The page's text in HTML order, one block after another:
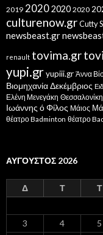
2019 20202020 2020
culturenow.grCutty
newsbeast.gr
renault tovima.gr
yupi.gryupiii.gr Άννα
ΒιομηχανίαΔεκέμβριος
Ελένη Μενεγάκη Θεσσαλονίκη
Ιωάννης ό Φίλος Μάιος
θέατρο Badminton θέατρο
ΑΎΓΟΥΣΤΟΣ 2026
Δ Τ Τ
3
4 5